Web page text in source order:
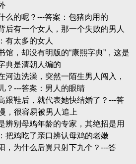
么的呢？---答案：包猪肉用的
后有一个女人，那一个失败的男人
有太多的女人
馆，却没有明版的“康熙字典”，这是
典是清朝人编的
河边洗澡，突然一陌生男人闯入，
？---答案：男人的眼睛
跟鞋后，就代表她快结婚了？---答
，很容易被男人追上
辨别母鸡年龄的专家，其绝招是用
把鸡吃了亲口辨认母鸡的老嫩
，为什么后翼只射下九个？---答